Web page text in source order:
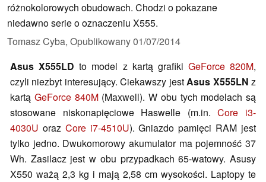
różnokolorowych obudowach. Chodzi o pokazane
niedawno serie o oznaczeniu X555.
Tomasz Cyba, Opublikowany01/07/2014
Asus X555LD to model z kartą grafiki GeForce 820M,
czyli niezbyt interesujący. Ciekawszy jestAsus X555LN z
kartą GeForce 840M(Maxwell). W obu tych modelach są
stosowane niskonapięciowe Haswelle (m.in.Core i3-
4030U oraz Core i7-4510U). Gniazdo pamięci RAM jest
tylko jedno. Dwukomorowy akumulator ma pojemność 37
Wh. Zasilacz jest w obu przypadkach 65-watowy. Asusy
X550 ważą 2,3 kg i mają 2,58 cm wysokości. Laptopy te